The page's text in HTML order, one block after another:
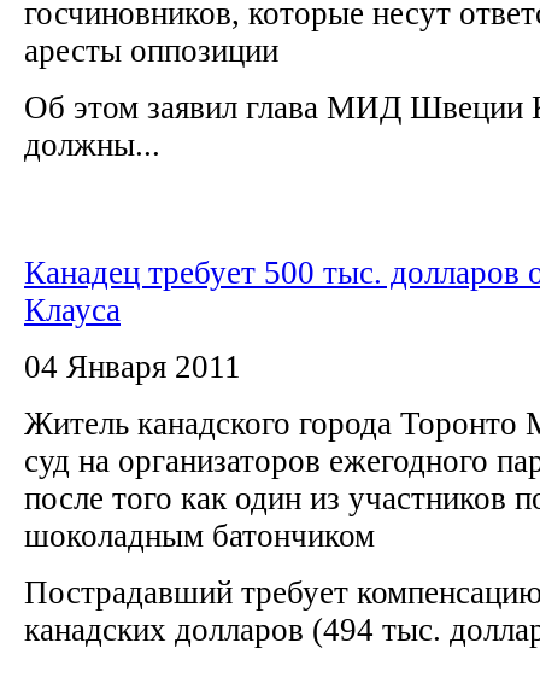
госчиновников, которые несут
аресты оппозиции
Об этом заявил глава МИД Швеции
должны...
Канадец требует 500 тыс. долларов
Клауса
04 Января 2011
Житель канадского города Торонто
суд на организаторов ежегодного
после того как один из участников
шоколадным батончиком
Пострадавший требует
канадских долларов (494 тыс.